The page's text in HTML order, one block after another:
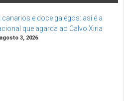
canarios e doce galegos: así é a
que agarda ao Calvo Xiria
3, 2026